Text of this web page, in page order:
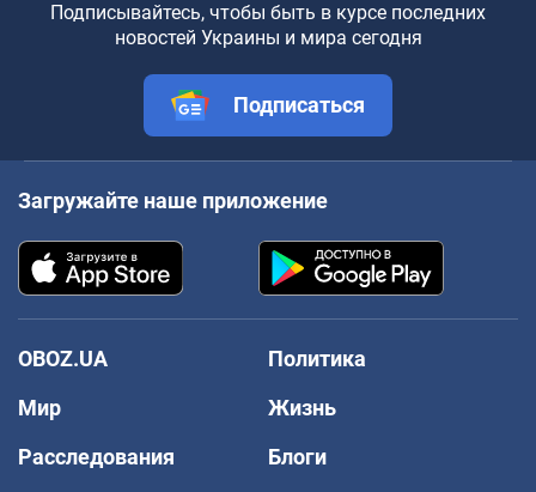
Подписывайтесь, чтобы быть в курсе последних
новостей Украины и мира сегодня
Подписаться
Загружайте наше приложение
OBOZ.UA
Политика
Мир
Жизнь
Расследования
Блоги